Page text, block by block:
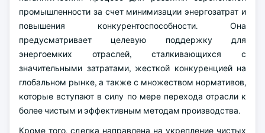
промышленности за счет минимизации энергозатрат и
повышения конкурентоспособности. Она
предусматривает целевую поддержку для
энергоемких отраслей, сталкивающихся с
значительными затратами, жесткой конкуренцией на
глобальном рынке, а также с множеством нормативов,
которые вступают в силу по мере перехода отрасли к
более чистым и эффективным методам производства.
Кроме того, сделка направлена на укрепление чистых